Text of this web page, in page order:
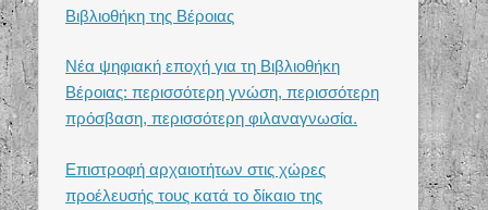
Βιβλιοθήκη της Βέροιας
Νέα ψηφιακή εποχή για τη Βιβλιοθήκη
Βέροιας: περισσότερη γνώση, περισσότερη
πρόσβαση, περισσότερη φιλαναγνωσία.
Επιστροφή αρχαιοτήτων στις χώρες
προέλευσής τους κατά το δίκαιο της